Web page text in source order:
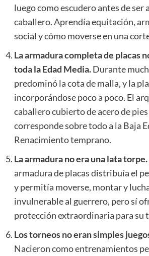
luego como escudero antes de ser
caballero. Aprendía equitación,
social y cómo moverse en una
La armadura completa de placas
toda la Edad Media.Durante
predominó la cota de malla, y la
incorporándose poco a poco. El
caballero cubierto de acero de pies
corresponde sobre todo a la Baja
Renacimiento temprano.
La armadura no era una lata torpe.
armadura de placas distribuía el
y permitía moverse, montar y
invulnerable al guerrero, pero sí
protección extraordinaria para su
Los torneos no eran simples
Nacieron como entrenamientos